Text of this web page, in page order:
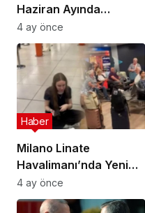
Haziran Ayında
Uluslararası
Astrobiyoloji Etkinliğine
Ev Sahipliği Yapacak
4 ay önce
Milano Linate
Havalimanı’nda Yeni
Sınır Kontrol Sistemi
Aksaklıklara Yol Açtı
Haber
4 ay önce